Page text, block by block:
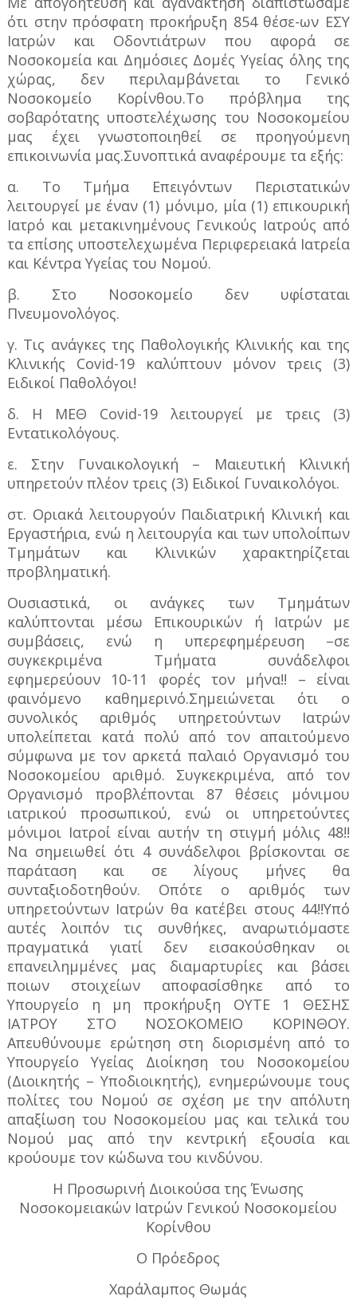
ότι στην πρόσφατη προκήρυξη 854 θέσε-ων ΕΣΥ
Ιατρών και Οδοντιάτρων που αφορά σε
Νοσοκομεία και Δημόσιες Δομές Υγείας όλης της
χώρας, δεν περιλαμβάνεται το Γενικό
Νοσοκομείο Κορίνθου.Το πρόβλημα της
σοβαρότατης υποστελέχωσης του Νοσοκομείου
μας έχει γνωστοποιηθεί σε προηγούμενη
επικοινωνία μας.Συνοπτικά αναφέρουμε τα εξής:
α. Το Τμήμα Επειγόντων Περιστατικών
λειτουργεί με έναν (1) μόνιμο, μία (1) επικουρική
Ιατρό και μετακινημένους Γενικούς Ιατρούς από
τα επίσης υποστελεχωμένα Περιφερειακά Ιατρεία
και Κέντρα Υγείας του Νομού.
β. Στο Νοσοκομείο δεν υφίσταται
Πνευμονολόγος.
γ. Τις ανάγκες της Παθολογικής Κλινικής και της
Κλινικής Covid-19 καλύπτουν μόνον τρεις (3)
Ειδικοί Παθολόγοι!
δ. Η ΜΕΘ Covid-19 λειτουργεί με τρεις (3)
Εντατικολόγους.
ε. Στην Γυναικολογική – Μαιευτική Κλινική
υπηρετούν πλέον τρεις (3) Ειδικοί Γυναικολόγοι.
στ. Οριακά λειτουργούν Παιδιατρική Κλινική και
Εργαστήρια, ενώ η λειτουργία και των υπολοίπων
Τμημάτων και Κλινικών χαρακτηρίζεται
προβληματική.
Ουσιαστικά, οι ανάγκες των Τμημάτων
καλύπτονται μέσω Επικουρικών ή Ιατρών με
συμβάσεις, ενώ η υπερεφημέρευση –σε
συγκεκριμένα Τμήματα συνάδελφοι
εφημερεύουν 10-11 φορές τον μήνα!! – είναι
φαινόμενο καθημερινό.Σημειώνεται ότι ο
συνολικός αριθμός υπηρετούντων Ιατρών
υπολείπεται κατά πολύ από τον απαιτούμενο
σύμφωνα με τον αρκετά παλαιό Οργανισμό του
Νοσοκομείου αριθμό. Συγκεκριμένα, από τον
Οργανισμό προβλέπονται 87 θέσεις μόνιμου
ιατρικού προσωπικού, ενώ οι υπηρετούντες
μόνιμοι Ιατροί είναι αυτήν τη στιγμή μόλις 48!!
Να σημειωθεί ότι 4 συνάδελφοι βρίσκονται σε
παράταση και σε λίγους μήνες θα
συνταξιοδοτηθούν. Οπότε ο αριθμός των
υπηρετούντων Ιατρών θα κατέβει στους 44!!Υπό
αυτές λοιπόν τις συνθήκες, αναρωτιόμαστε
πραγματικά γιατί δεν εισακούσθηκαν οι
επανειλημμένες μας διαμαρτυρίες και βάσει
ποιων στοιχείων αποφασίσθηκε από το
Υπουργείο η μη προκήρυξη ΟΥΤΕ 1 ΘΕΣΗΣ
ΙΑΤΡΟΥ ΣΤΟ ΝΟΣΟΚΟΜΕΙΟ ΚΟΡΙΝΘΟΥ.
Απευθύνουμε ερώτηση στη διορισμένη από το
Υπουργείο Υγείας Διοίκηση του Νοσοκομείου
(Διοικητής – Υποδιοικητής), ενημερώνουμε τους
πολίτες του Νομού σε σχέση με την απόλυτη
απαξίωση του Νοσοκομείου μας και τελικά του
Νομού μας από την κεντρική εξουσία και
κρούουμε τον κώδωνα του κινδύνου.
Η Προσωρινή Διοικούσα της Ένωσης
Νοσοκομειακών Ιατρών Γενικού Νοσοκομείου
Κορίνθου
Ο Πρόεδρος
Χαράλαμπος Θωμάς